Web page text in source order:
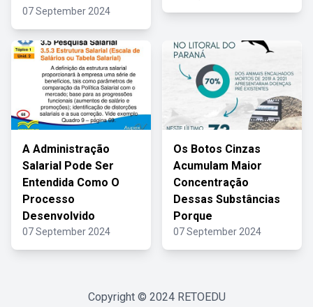
07 September 2024
A Administração
Salarial Pode Ser
Entendida Como O
Processo
Desenvolvido
07 September 2024
Os Botos Cinzas
Acumulam Maior
Concentração
Dessas Substâncias
Porque
07 September 2024
Copyright © 2024 RETOEDU